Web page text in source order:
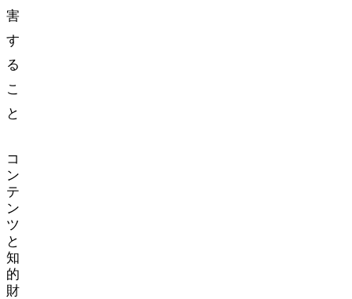
害
す
る
こ
と
コ
ン
テ
ン
ツ
と
知
的
財